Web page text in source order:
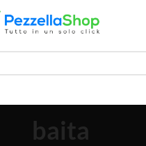
baita